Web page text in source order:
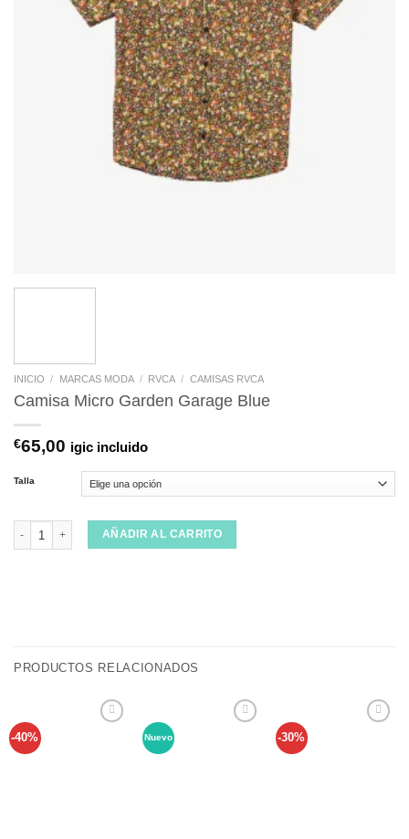
INICIO / MARCAS MODA / RVCA / CAMISAS RVCA
Camisa Micro Garden Garage Blue
€65,00 igic incluido
Talla
Camisa Micro Garden Garage Blue cantidad
AÑADIR AL CARRITO
PRODUCTOS RELACIONADOS
-40% Nuevo -30%